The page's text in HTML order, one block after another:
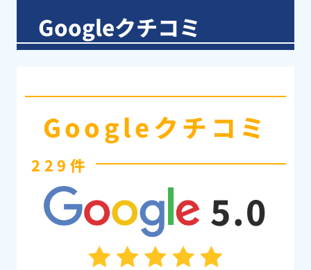
Googleクチコミ
Googleクチコミ
229件
5.0